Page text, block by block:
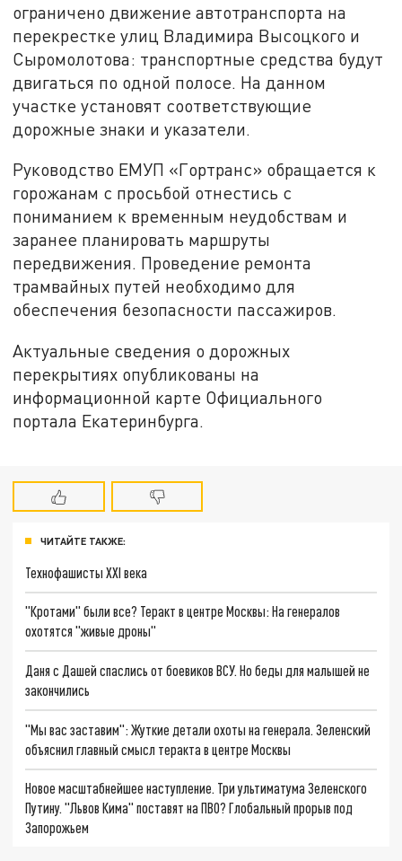
ограничено движение автотранспорта на
перекрестке улиц Владимира Высоцкого и
Сыромолотова: транспортные средства будут
двигаться по одной полосе. На данном
участке установят соответствующие
дорожные знаки и указатели.
Руководство ЕМУП «Гортранс» обращается к
горожанам с просьбой отнестись с
пониманием к временным неудобствам и
заранее планировать маршруты
передвижения. Проведение ремонта
трамвайных путей необходимо для
обеспечения безопасности пассажиров.
Актуальные сведения о дорожных
перекрытиях опубликованы на
информационной карте Официального
портала Екатеринбурга.
ЧИТАЙТЕ ТАКЖЕ:
Технофашисты XXI века
"Кротами" были все? Теракт в центре Москвы: На генералов
охотятся "живые дроны"
Даня с Дашей спаслись от боевиков ВСУ. Но беды для малышей не
закончились
"Мы вас заставим": Жуткие детали охоты на генерала. Зеленский
объяснил главный смысл теракта в центре Москвы
Новое масштабнейшее наступление. Три ультиматума Зеленского
Путину. "Львов Кима" поставят на ПВО? Глобальный прорыв под
Запорожьем